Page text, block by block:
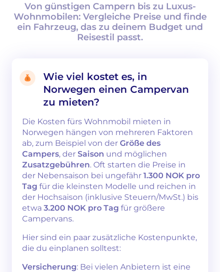
Von günstigen Campern bis zu Luxus-
Wohnmobilen: Vergleiche Preise und finde
ein Fahrzeug, das zu deinem Budget und
Reisestil passt.
Wie viel kostet es, in
Norwegen einen Campervan
zu mieten?
Die Kosten fürs Wohnmobil mieten in
Norwegen hängen von mehreren Faktoren
ab, zum Beispiel von der Größe des
Campers, der Saison und möglichen
Zusatzgebühren. Oft starten die Preise in
der Nebensaison bei ungefähr 1.300 NOK pro
Tag für die kleinsten Modelle und reichen in
der Hochsaison (inklusive Steuern/MwSt.) bis
etwa 3.200 NOK pro Tag für größere
Campervans.
Hier sind ein paar zusätzliche Kostenpunkte,
die du einplanen solltest:
Versicherung: Bei vielen Anbietern ist eine